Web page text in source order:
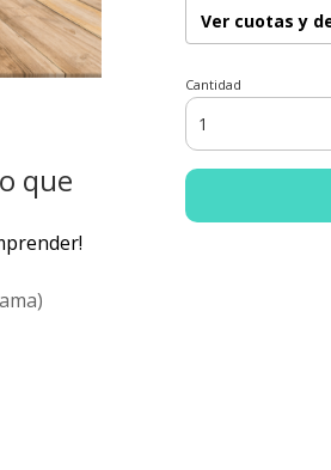
que
Ver cuotas y
Cantidad